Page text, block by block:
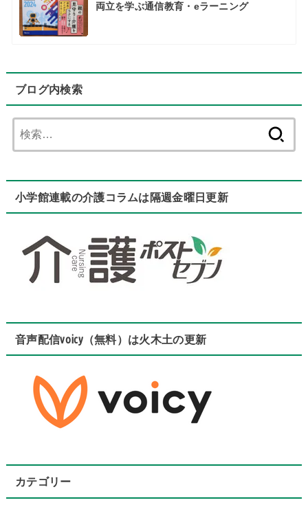
両立を学ぶ通信教育・eラーニング
ブログ内検索
索:
小学館連載の介護コラムは隔週金曜日更新
音声配信voicy（無料）は火木土の更新
カテゴリー